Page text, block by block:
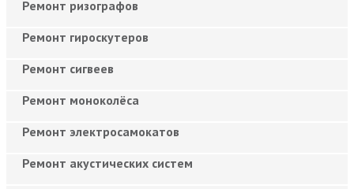
Ремонт ризографов
Ремонт гироскутеров
Ремонт сигвеев
Ремонт моноколёса
Ремонт электросамокатов
Ремонт акустических систем